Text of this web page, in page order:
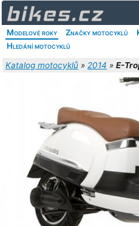
Modelové roky Značky motocyklů
Hledání motocyklů
Katalog motocyklů » 2014 » E-